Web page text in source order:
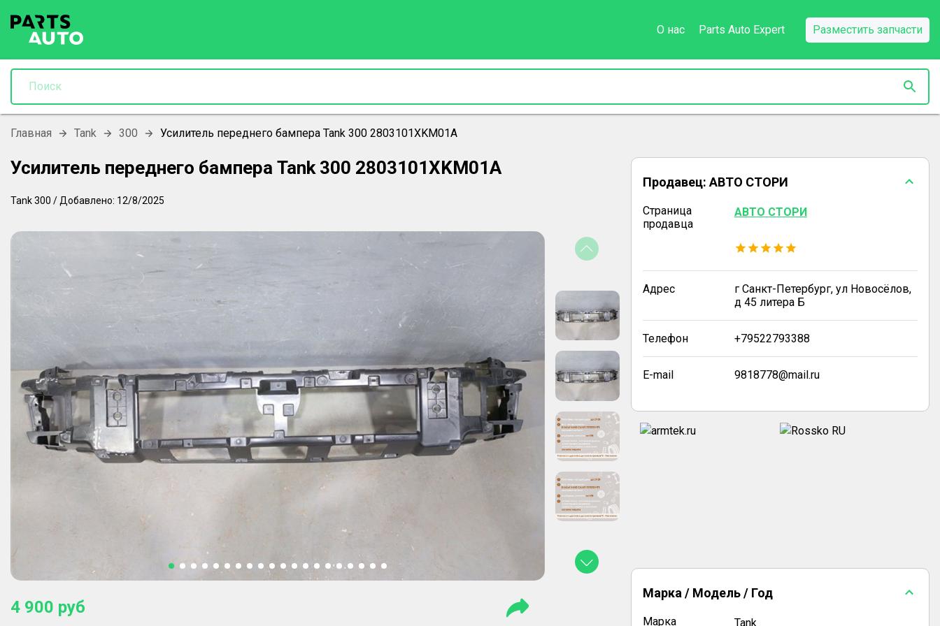
О нас Parts Auto Expert Разместить запчасти
Главная Tank 300 Усилитель переднего бампера Tank 300 2803101XKM01A
Усилитель переднего бампера Tank 300 2803101XKM01A
Tank300 / Добавлено: 12/8/2025
4 900 руб
Продавец: АВТО СТОРИ
Страница
продавца
АВТО СТОРИ
Адрес
г Санкт-Петербург, ул Новосёлов,
д 45 литера Б
Телефон +79522793388
E-mail 9818778@mail.ru
Марка / Модель / Год
Марка Tank